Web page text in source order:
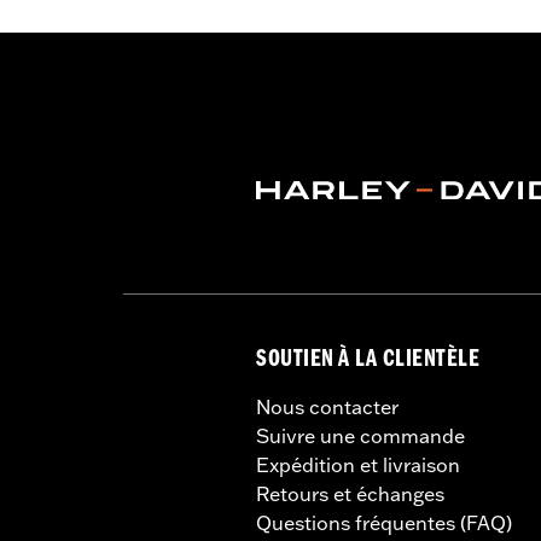
NOTES:Le service d'enregistrement
SOUTIEN À LA CLIENTÈLE
Nous contacter
Suivre une commande
Expédition et livraison
Retours et échanges
Questions fréquentes (FAQ)